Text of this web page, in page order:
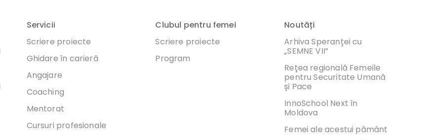
Servicii
Scriere proiecte
Ghidare în carieră
Angajare
Coaching
Mentorat
Cursuri profesionale
Clubul pentru femei
Scriere proiecte
Program
Noutăți
Arhiva Speranței cu
„SEMNE VII”
Rețea regională Femeile
pentru Securitate Umană
și Pace
InnoSchool Next în
Moldova
Femei ale acestui pământ